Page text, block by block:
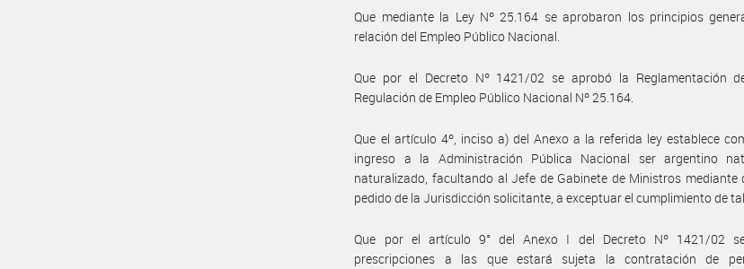
Que mediante la Ley Nº 25.164 se aprobaron los principios
relación del Empleo Público Nacional.
Que por el Decreto Nº 1421/02 se aprobó la Reglamentación
Regulación de Empleo Público Nacional Nº 25.164.
Que el artículo 4º, inciso a) del Anexo a la referida ley establece
ingreso a la Administración Pública Nacional ser argentino
naturalizado, facultando al Jefe de Gabinete de Ministros mediante
pedido de la Jurisdicción solicitante, a exceptuar el cumplimiento de
Que por el artículo 9° del Anexo I del Decreto Nº 1421/02
prescripciones a las que estará sujeta la contratación de